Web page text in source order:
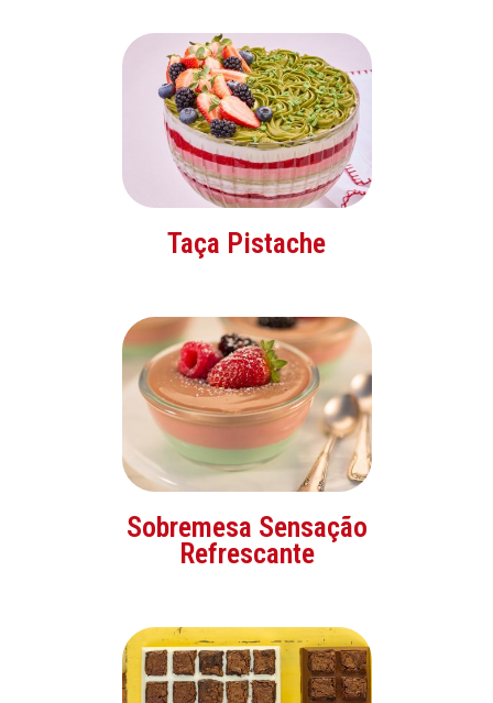
Taça Pistache
Sobremesa Sensação
Refrescante